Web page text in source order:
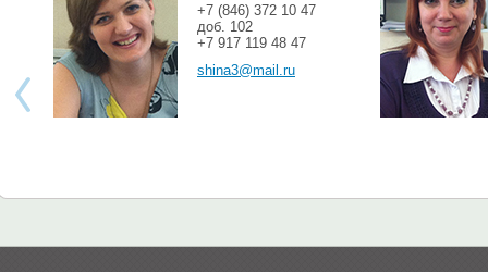
+7 (846) 372 10 47
доб. 102
+7 917 119 48 47
shina3@mail.ru